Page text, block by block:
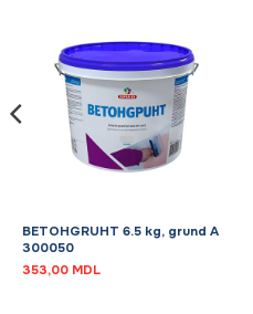
BETOHGRUHT 6.5 kg, grund A
300050
353,00 MDL